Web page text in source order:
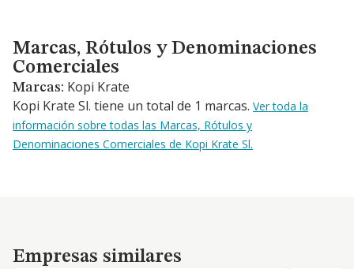
Marcas, Rótulos y Denominaciones Comerciales
Marcas, Rótulos y Denominaciones
Comerciales
Marcas: Kopi Krate
Kopi Krate Sl. tiene un total de 1 marcas. Ver toda la
información sobre todas las Marcas, Rótulos y
Denominaciones Comerciales de Kopi Krate Sl.
Empresas similares
Empresas similares